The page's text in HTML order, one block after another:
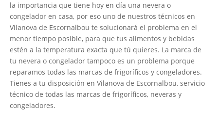
la importancia que tiene hoy en día una nevera o
congelador en casa, por eso uno de nuestros técnicos en
Vilanova de Escornalbou te solucionará el problema en el
menor tiempo posible, para que tus alimentos y bebidas
estén a la temperatura exacta que tú quieres. La marca de
tu nevera o congelador tampoco es un problema porque
reparamos todas las marcas de frigoríficos y congeladores.
Tienes a tu disposición en Vilanova de Escornalbou, servicio
técnico de todas las marcas de frigoríficos, neveras y
congeladores.